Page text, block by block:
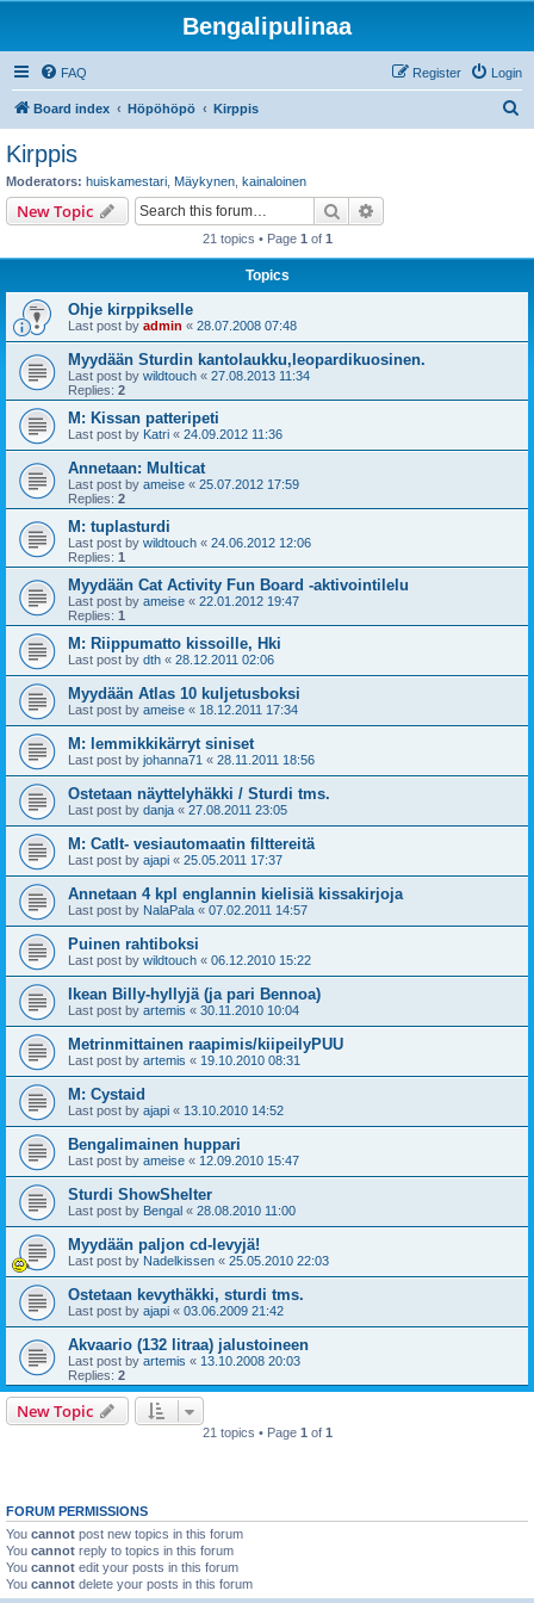
Bengalipulinaa
FAQ Login
Register
Board index Höpöhöpö Kirppis
Kirppis
Moderators: huiskamestari Mäykynen kainaloinen
New Topic Search
21 topics • Page 1 of 1
Topics
Ohje kirppikselle
Last post by admin « 28.07.2008 07:48
Myydään Sturdin kantolaukku,leopardikuosinen.
Last post by wildtouch « 27.08.2013 11:34
Replies: 2
M: Kissan patteripeti
Last post by Katri « 24.09.2012 11:36
Annetaan: Multicat
Last post by ameise « 25.07.2012 17:59
Replies: 2
M: tuplasturdi
Last post by wildtouch « 24.06.2012 12:06
Replies: 1
Myydään Cat Activity Fun Board -aktivointilelu
Last post by ameise « 22.01.2012 19:47
Replies: 1
M: Riippumatto kissoille, Hki
Last post by dth « 28.12.2011 02:06
Myydään Atlas 10 kuljetusboksi
Last post by ameise « 18.12.2011 17:34
M: lemmikkikärryt siniset
Last post by johanna71 « 28.11.2011 18:56
Ostetaan näyttelyhäkki / Sturdi tms.
Last post by danja « 27.08.2011 23:05
M: CatIt- vesiautomaatin filttereitä
Last post by ajapi « 25.05.2011 17:37
Annetaan 4 kpl englannin kielisiä kissakirjoja
Last post by NalaPala « 07.02.2011 14:57
Puinen rahtiboksi
Last post by wildtouch « 06.12.2010 15:22
Ikean Billy-hyllyjä (ja pari Bennoa)
Last post by artemis « 30.11.2010 10:04
Metrinmittainen raapimis/kiipeilyPUU
Last post by artemis « 19.10.2010 08:31
M: Cystaid
Last post by ajapi « 13.10.2010 14:52
Bengalimainen huppari
Last post by ameise « 12.09.2010 15:47
Sturdi ShowShelter
Last post by Bengal « 28.08.2010 11:00
Myydään paljon cd-levyjä!
Last post by Nadelkissen « 25.05.2010 22:03
Ostetaan kevythäkki, sturdi tms.
Last post by ajapi « 03.06.2009 21:42
Akvaario (132 litraa) jalustoineen
Last post by artemis « 13.10.2008 20:03
Replies: 2
New Topic
21 topics • Page 1 of 1
FORUM PERMISSIONS
You cannot post new topics in this forum
You cannot reply to topics in this forum
You cannot edit your posts in this forum
You cannot delete your posts in this forum